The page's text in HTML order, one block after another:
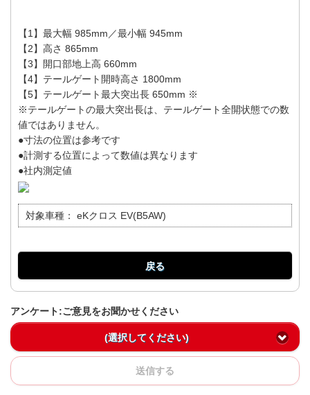
【1】最大幅 985mm／最小幅 945mm
【2】高さ 865mm
【3】開口部地上高 660mm
【4】テールゲート開時高さ 1800mm
【5】テールゲート最大突出長 650mm ※
※テールゲートの最大突出長は、テールゲート全開状態での数
値ではありません。
●寸法の位置は参考です
●計測する位置によって数値は異なります
●社内測定値
対象車種： eKクロス EV(B5AW)
戻る
アンケート:ご意見をお聞かせください
(選択してください)
送信する